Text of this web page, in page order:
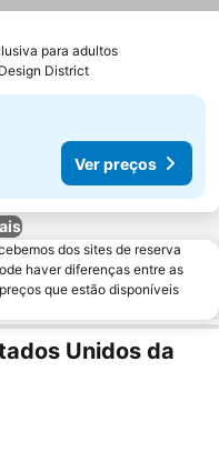
para adultos
District
Ver preços
dos sites de reserva
haver diferenças entre as
que estão disponíveis
Unidos da